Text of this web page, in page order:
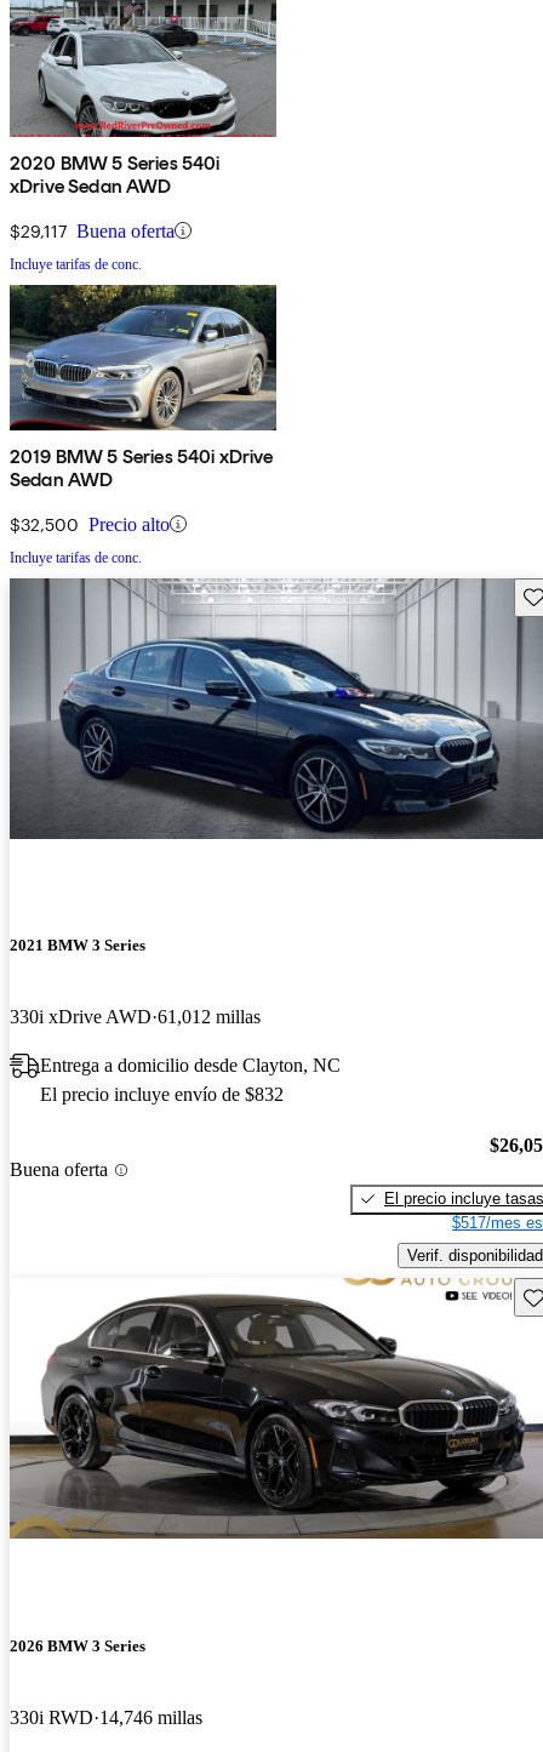
2020 BMW 5 Series 540i
xDrive Sedan AWD
$29,117 Buena oferta
Incluye tarifas de conc.
2019 BMW 5 Series 540i xDrive
Sedan AWD
$32,500 Precio alto
Incluye tarifas de conc.
2021 BMW 3 Series
330i xDrive AWD 61,012 millas
Entrega a domicilio desde Clayton, NC
El precio incluye envío de $832
Buena oferta
El precio incluye tasas
$517/mes
Verif. disponibilidad
2026 BMW 3 Series
330i RWD 14,746 millas